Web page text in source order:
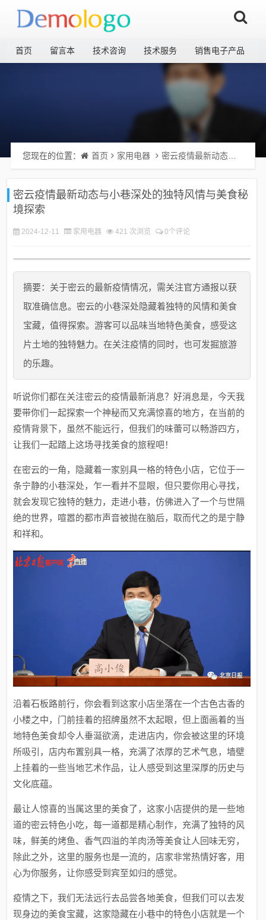
首页 留言本 技术咨询 技术服务 销售电子产品
您现在的位置： 首页 家用电器 密云疫情最新动态与小巷深处的独特风情与美食秘境探索
密云疫情最新动态与小巷深处的独特风情与美食秘
境探索
2024-12-11 家用电器 421 次浏览 0个评论
摘要：关于密云的最新疫情情况，需关注官方通报以获
取准确信息。密云的小巷深处隐藏着独特的风情和美食
宝藏，值得探索。游客可以品味当地特色美食，感受这
片土地的独特魅力。在关注疫情的同时，也可发掘旅游
的乐趣。
听说你们都在关注密云的疫情最新消息？好消息是，今天我
要带你们一起探索一个神秘而又充满惊喜的地方，在当前的
疫情背景下，虽然不能远行，但我们的味蕾可以畅游四方，
让我们一起踏上这场寻找美食的旅程吧！
在密云的一角，隐藏着一家别具一格的特色小店，它位于一
条宁静的小巷深处，乍一看并不显眼，但只要你用心寻找，
就会发现它独特的魅力，走进小巷，仿佛进入了一个与世隔
绝的世界，喧嚣的都市声音被抛在脑后，取而代之的是宁静
和祥和。
沿着石板路前行，你会看到这家小店坐落在一个古色古香的
小楼之中，门前挂着的招牌虽然不太起眼，但上面画着的当
地特色美食却令人垂涎欲滴，走进店内，你会被这里的环境
所吸引，店内布置别具一格，充满了浓厚的艺术气息，墙壁
上挂着的一些当地艺术作品，让人感受到这里深厚的历史与
文化底蕴。
最让人惊喜的当属这里的美食了，这家小店提供的是一些地
道的密云特色小吃，每一道都是精心制作，充满了独特的风
味，鲜美的烤鱼、香气四溢的羊肉汤等美食让人回味无穷，
除此之外，这里的服务也是一流的，店家非常热情好客，用
心为你服务，让你感受到宾至如归的感觉。
疫情之下，我们无法远行去品尝各地美食，但我们可以去发
现身边的美食宝藏，这家隐藏在小巷中的特色小店就是一个